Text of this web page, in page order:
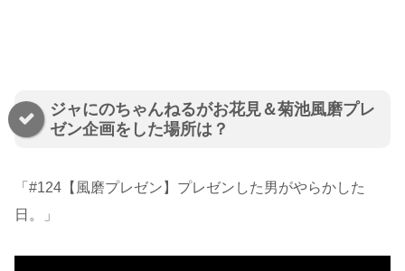
ジャにのちゃんねるがお花見＆菊池風磨プレ
ゼン企画をした場所は？
「#124 【風磨プレゼン】プレゼンした男がやらかした
日。」